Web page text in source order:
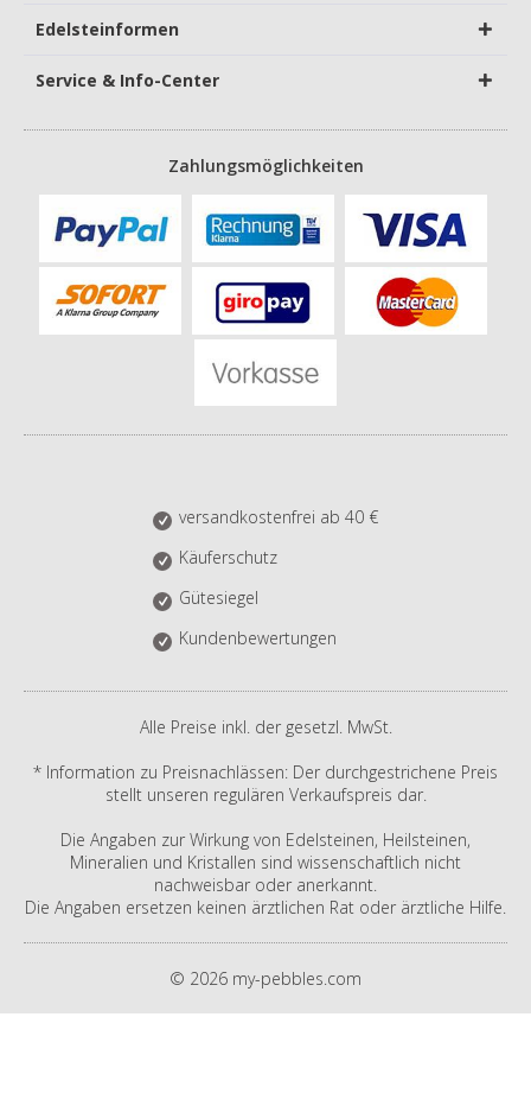
Edelsteinformen
Service & Info-Center
Zahlungsmöglichkeiten
versandkostenfrei ab 40 €
Käuferschutz
Gütesiegel
Kundenbewertungen
Alle Preise inkl. der gesetzl. MwSt.
* Information zu Preisnachlässen: Der durchgestrichene Preis
stellt unseren regulären Verkaufspreis dar.
Die Angaben zur Wirkung von Edelsteinen, Heilsteinen,
Mineralien und Kristallen sind wissenschaftlich nicht
nachweisbar oder anerkannt.
Die Angaben ersetzen keinen ärztlichen Rat oder ärztliche Hilfe.
© 2026 my-pebbles.com